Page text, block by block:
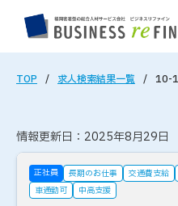
TOP 求人検索結果一覧 10-
情報更新日：2025年8月29日
正社員 長期のお仕事 交通費支給
車通勤可
中高支援